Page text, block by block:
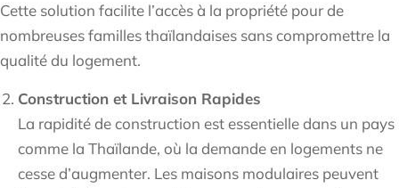
Cette solution facilite l’accès à la propriété pour de
nombreuses familles thaïlandaises sans compromettre la
qualité du logement.
Construction et Livraison Rapides
La rapidité de construction est essentielle dans un pays
comme la Thaïlande, où la demande en logements ne
cesse d’augmenter. Les maisons modulaires peuvent